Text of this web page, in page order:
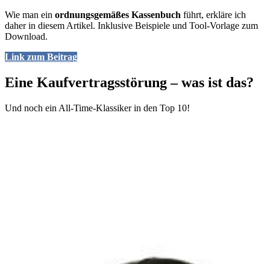
Wie man ein ordnungsgemäßes Kassenbuch führt, erkläre ich
daher in diesem Artikel. Inklusive Beispiele und Tool-Vorlage zum
Download.
Link zum Beitrag
Eine Kaufvertragsstörung – was ist das?
Und noch ein All-Time-Klassiker in den Top 10!